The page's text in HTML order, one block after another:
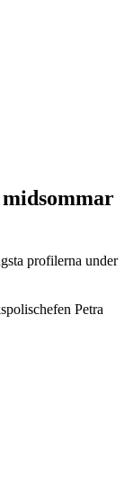
profilerna under
Petra